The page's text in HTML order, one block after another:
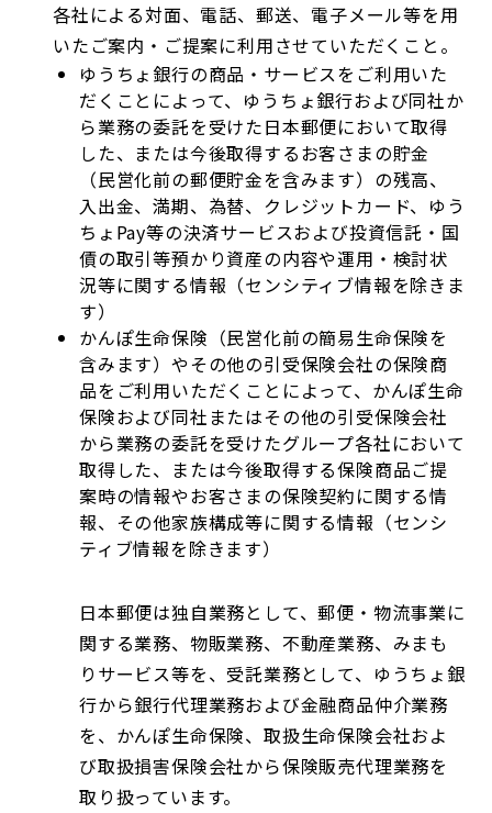
各社による対面、電話、郵送、電子メール等を用
いたご案内・ご提案に利用させていただくこと。
ゆうちょ銀行の商品・サービスをご利用いた
だくことによって、ゆうちょ銀行および同社か
ら業務の委託を受けた日本郵便において取得
した、または今後取得するお客さまの貯金
（民営化前の郵便貯金を含みます）の残高、
入出金、満期、為替、クレジットカード、ゆう
ちょPay等の決済サービスおよび投資信託・国
債の取引等預かり資産の内容や運用・検討状
況等に関する情報（センシティブ情報を除きま
す）
かんぽ生命保険（民営化前の簡易生命保険を
含みます）やその他の引受保険会社の保険商
品をご利用いただくことによって、かんぽ生命
保険および同社またはその他の引受保険会社
から業務の委託を受けたグループ各社において
取得した、または今後取得する保険商品ご提
案時の情報やお客さまの保険契約に関する情
報、その他家族構成等に関する情報（センシ
ティブ情報を除きます）
日本郵便は独自業務として、郵便・物流事業に
関する業務、物販業務、不動産業務、みまも
りサービス等を、受託業務として、ゆうちょ銀
行から銀行代理業務および金融商品仲介業務
を、かんぽ生命保険、取扱生命保険会社およ
び取扱損害保険会社から保険販売代理業務を
取り扱っています。